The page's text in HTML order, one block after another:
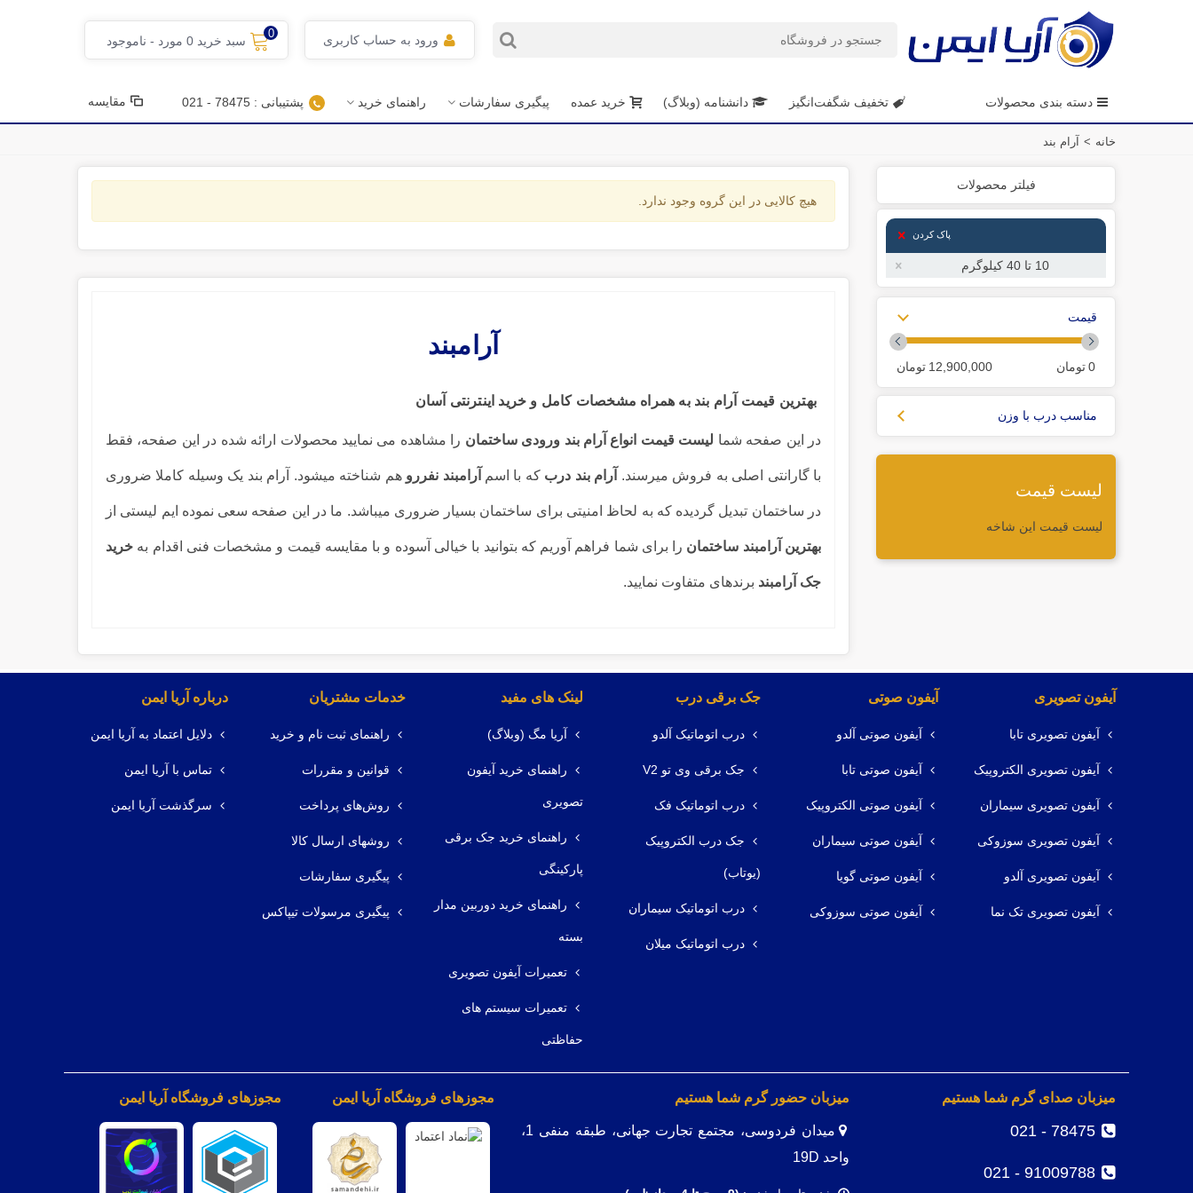
ورود به حساب کاربری
0
سبد خرید 0 مورد - ناموجود
دسته بندی محصولات تخفیف شگفت‌انگیز دانشنامه (وبلاگ) خرید عمده پیگیری سفارشات راهنمای خرید پشتیبانی : 78475 - 021 مقایسه
خانه > آرام بند
فیلتر محصولات
پاک کردن
10 تا 40 کیلوگرم
قیمت
0تومان 12,900,000 تومان
مناسب درب با وزن
لیست قیمت
لیست قیمت این شاخه
هیچ کالایی در این گروه وجود ندارد.
آرامبند
بهترین قیمت آرام بند به همراه مشخصات کامل و خرید اینترنتی آسان
در این صفحه شما لیست قیمت انواع آرام بند ورودی ساختمان را مشاهده می نمایید محصولات ارائه شده در این صفحه، فقط
با گارانتی اصلی به فروش میرسند. آرام بند درب که با اسم آرامبند نفررو هم شناخته میشود. آرام بند یک وسیله کاملا ضروری
در ساختمان تبدیل گردیده که به لحاظ امنیتی برای ساختمان بسیار ضروری میباشد. ما در این صفحه سعی نموده ایم لیستی از
بهترین آرامبند ساختمان را برای شما فراهم آوریم که بتوانید با خیالی آسوده و با مقایسه قیمت و مشخصات فنی اقدام به خرید
جک آرامبند برندهای متفاوت نمایید.
آیفون تصویری
آیفون تصویری تابا
آیفون تصویری الکتروپیک
آیفون تصویری سیماران
آیفون تصویری سوزوکی
آیفون تصویری آلدو
آیفون تصویری تک نما
آیفون صوتی
آیفون صوتی آلدو
آیفون صوتی تابا
آیفون صوتی الکتروپیک
آیفون صوتی سیماران
آیفون صوتی گویا
آیفون صوتی سوزوکی
جک برقی درب
درب اتوماتیک آلدو
جک برقی وی تو V2
درب اتوماتیک فک
جک درب الکتروپیک
(یوتاب)
درب اتوماتیک سیماران
درب اتوماتیک میلان
لینک های مفید
آریا مگ (وبلاگ)
راهنمای خرید آیفون
تصویری
راهنمای خرید جک برقی
پارکینگی
راهنمای خرید دوربین مدار
بسته
تعمیرات آیفون تصویری
تعمیرات سیستم های
حفاظتی
خدمات مشتریان
راهنمای ثبت نام و خرید
قوانین و مقررات
روش‌های پرداخت
روشهای ارسال کالا
پیگیری سفارشات
پیگیری مرسولات تیپاکس
درباره آریا ایمن
دلایل اعتماد به آریا ایمن
تماس با آریا ایمن
سرگذشت آریا ایمن
میزبان صدای گرم شما هستیم
78475 - 021
91009788 - 021
میزبان حضور گرم شما هستیم
میدان فردوسی، مجتمع تجارت جهانی، طبقه منفی 1،
واحد 19D
مجوزهای فروشگاه آریا ایمن مجوزهای فروشگاه آریا ایمن